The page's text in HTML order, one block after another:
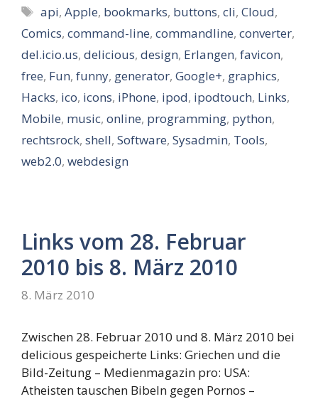
Schlagwörter
api,Apple, bookmarks, buttons,cli,Cloud,
Comics, command-line, commandline, converter,
del.icio.us, delicious, design, Erlangen, favicon,
free, Fun, funny, generator, Google+, graphics,
Hacks, ico, icons, iPhone, ipod, ipodtouch, Links,
Mobile, music, online, programming, python,
rechtsrock, shell, Software, Sysadmin, Tools,
web2.0, webdesign
Links vom 28. Februar
2010 bis 8. März 2010
8. März 2010
Zwischen 28. Februar 2010 und 8. März 2010 bei
delicious gespeicherte Links: Griechen und die
Bild-Zeitung – Medienmagazin pro: USA:
Atheisten tauschen Bibeln gegen Pornos –